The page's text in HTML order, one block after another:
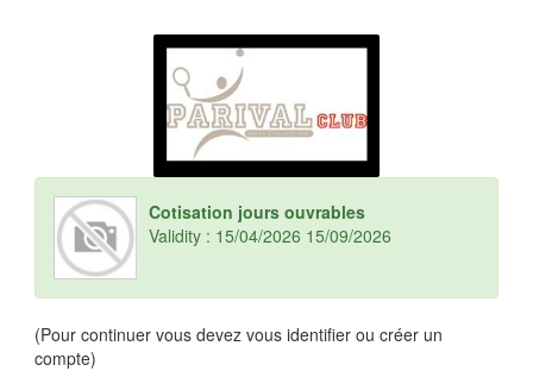
Cotisation jours ouvrables
Validity : 15/04/2026 15/09/2026
(Pour continuer vous devez vous identifier ou créer un
compte)